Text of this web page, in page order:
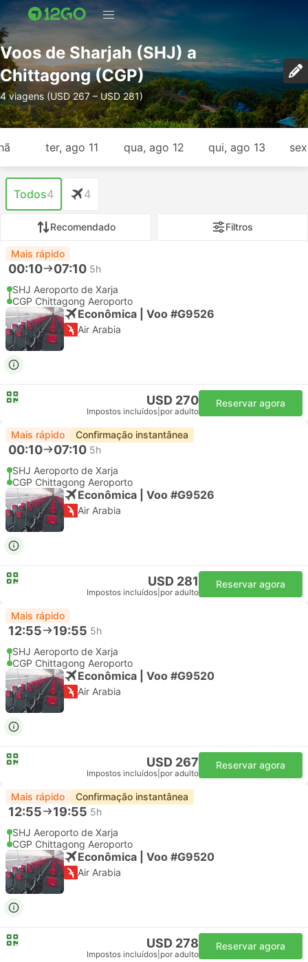
Voos de Sharjah (SHJ) a
Chittagong (CGP)
4 viagens (USD 267 – USD 281)
ter, ago 11 qua, ago 12 qui, ago 13
Todos4 4
Recomendado Filtros
Mais rápido
00:10 07:10 5h
SHJ Aeroporto de Xarja
CGP Chittagong Aeroporto
Econômica | Voo #G9526
Air Arabia
USD 270
Impostos incluídos por adulto
Reservar agora
Mais rápido Confirmação instantânea
00:10 07:10 5h
SHJ Aeroporto de Xarja
CGP Chittagong Aeroporto
Econômica | Voo #G9526
Air Arabia
USD 281
Impostos incluídos por adulto
Reservar agora
Mais rápido
12:55 19:55 5h
SHJ Aeroporto de Xarja
CGP Chittagong Aeroporto
Econômica | Voo #G9520
Air Arabia
USD 267
Impostos incluídos por adulto
Reservar agora
Mais rápido Confirmação instantânea
12:55 19:55 5h
SHJ Aeroporto de Xarja
CGP Chittagong Aeroporto
Econômica | Voo #G9520
Air Arabia
USD 278
Impostos incluídos por adulto
Reservar agora